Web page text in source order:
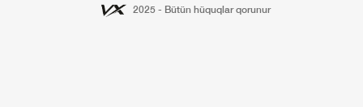
2025 - Bütün hüquqlar qorunur